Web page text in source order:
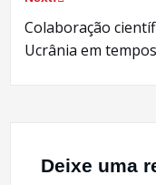
Colaboração
Ucrânia em
Deixe uma